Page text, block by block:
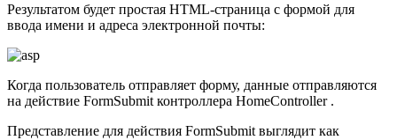
Результатом будет простая HTML-страница с формой для
ввода имени и адреса электронной почты:
Когда пользователь отправляет форму, данные отправляются
на действие FormSubmit контроллера HomeController .
Представление для действия FormSubmit выглядит как